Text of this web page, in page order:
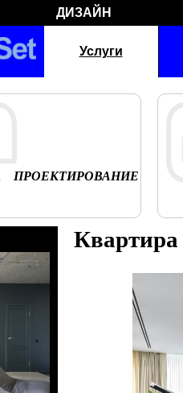
ДИЗАЙН
Услуги
ПРОЕКТИРОВАНИЕ